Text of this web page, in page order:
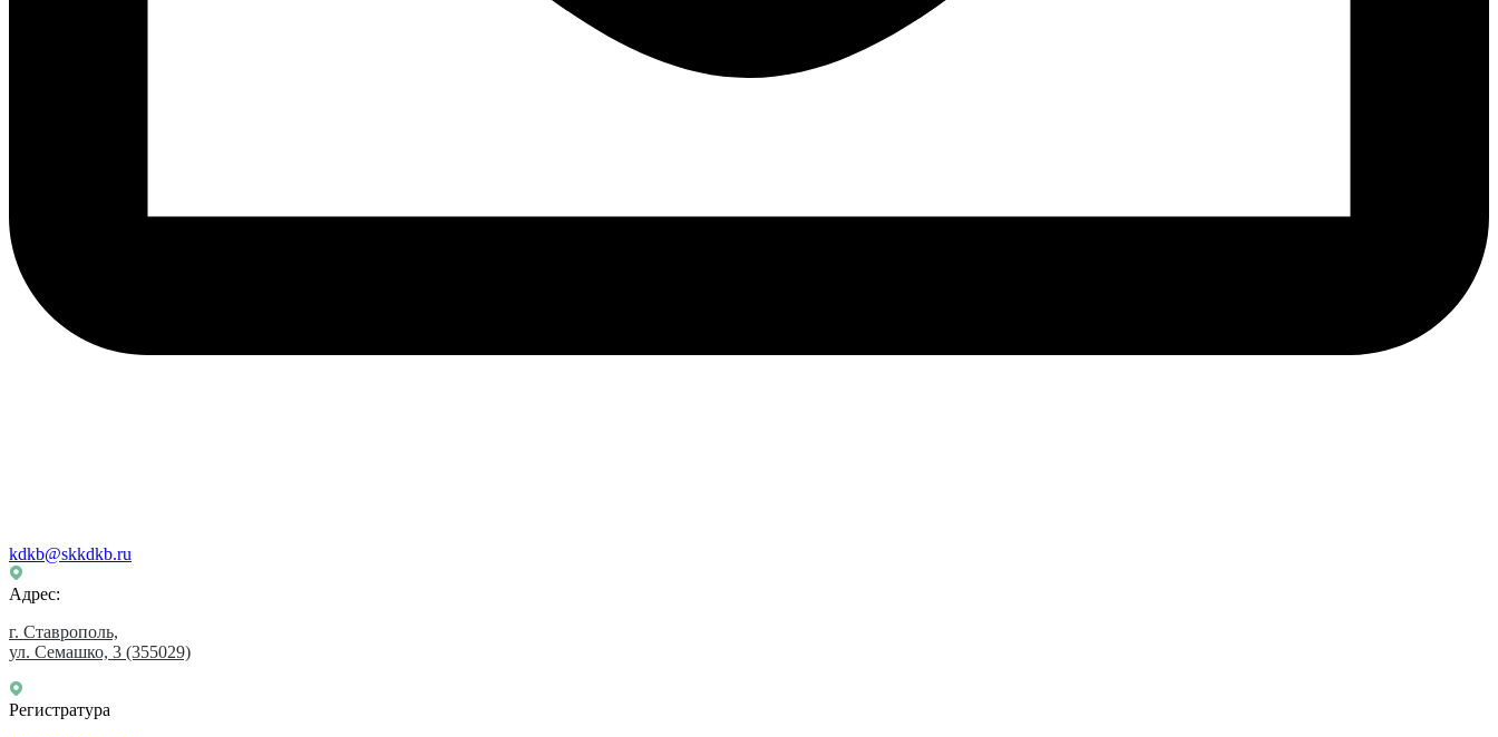
kdkb@skkdkb.ru
Адрес:
г. Ставрополь,
ул. Семашко, 3 (355029)
Регистратура